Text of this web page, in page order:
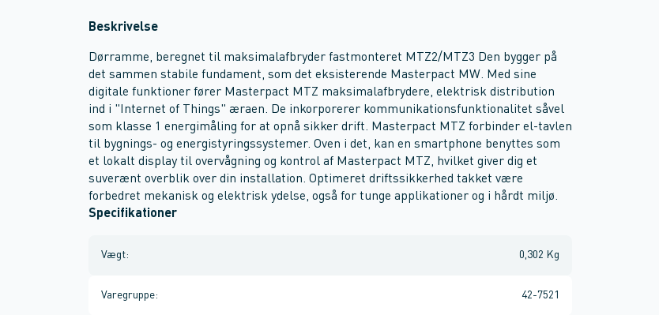
Beskrivelse
Dørramme, beregnet til maksimalafbryder fastmonteret MTZ2/MTZ3 Den bygger på
det sammen stabile fundament, som det eksisterende Masterpact MW. Med sine
digitale funktioner fører Masterpact MTZ maksimalafbrydere, elektrisk distribution
ind i "Internet of Things" æraen. De inkorporerer kommunikationsfunktionalitet såvel
som klasse 1 energimåling for at opnå sikker drift. Masterpact MTZ forbinder el-tavlen
til bygnings- og energistyringssystemer. Oven i det, kan en smartphone benyttes som
et lokalt display til overvågning og kontrol af Masterpact MTZ, hvilket giver dig et
suverænt overblik over din installation. Optimeret driftssikkerhed takket være
forbedret mekanisk og elektrisk ydelse, også for tunge applikationer og i hårdt miljø.
Specifikationer
Vægt: 0,302 Kg
Varegruppe: 42-7521